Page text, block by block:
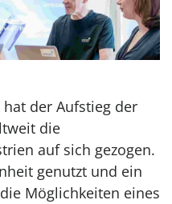
der Aufstieg der
die
auf sich gezogen.
genutzt und ein
Möglichkeiten eines